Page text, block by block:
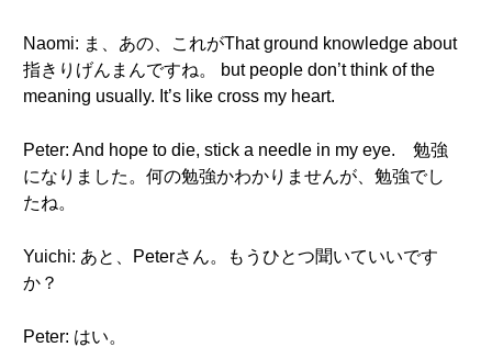
Naomi: ま、あの、これがThat ground knowledge about
指きりげんまんですね。 but people don’t think of the
meaning usually. It’s like cross my heart.
Peter: And hope to die, stick a needle in my eye. 勉強
になりました。何の勉強かわかりませんが、勉強でし
たね。
Yuichi: あと、Peterさん。もうひとつ聞いていいです
か？
Peter: はい。